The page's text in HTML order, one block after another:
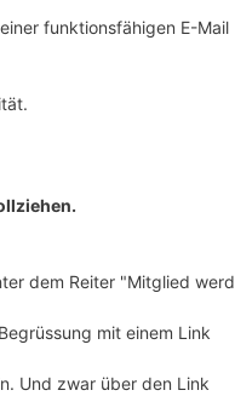
funktionsfähigen E-Mail
dem Reiter "Mitglied
mit einem Link
Und zwar über den Link